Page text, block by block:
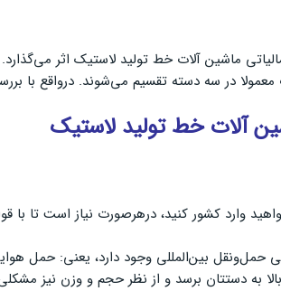
ماشین آلات خط تولید لاستیک اثر
در سه دسته تقسیم می‌شوند. درواقع با
آلات خط تولید لاستیک
وارد کشور کنید، درهرصورت نیاز است تا
بین‌المللی وجود دارد، یعنی: حمل
به دستتان برسد و از نظر حجم و وزن نیز